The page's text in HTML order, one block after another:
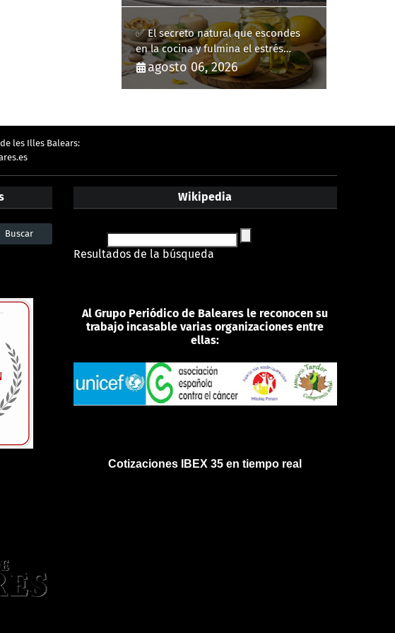
✅ El secreto natural que escondes
en la cocina y fulmina el estrés
diario
agosto 06, 2026
les Illes Balears:
Wikipedia
Resultados de la búsqueda
Al Grupo Periódico de Baleares le reconocen su
trabajo incasable varias organizaciones entre
ellas:
Cotizaciones IBEX 35 en tiempo real